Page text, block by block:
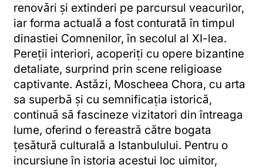
renovări și extinderi pe parcursul veacurilor,
iar forma actuală a fost conturată în timpul
dinastiei Comnenilor, în secolul al XI-lea.
Pereții interiori, acoperiți cu opere bizantine
detaliate, surprind prin scene religioase
captivante. Astăzi, Moscheea Chora, cu arta
sa superbă și cu semnificația istorică,
continuă să fascineze vizitatori din întreaga
lume, oferind o fereastră către bogata
țesătură culturală a Istanbulului. Pentru o
incursiune în istoria acestui loc uimitor,